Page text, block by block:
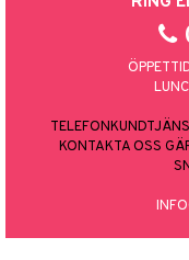
KONTAKTA OSS